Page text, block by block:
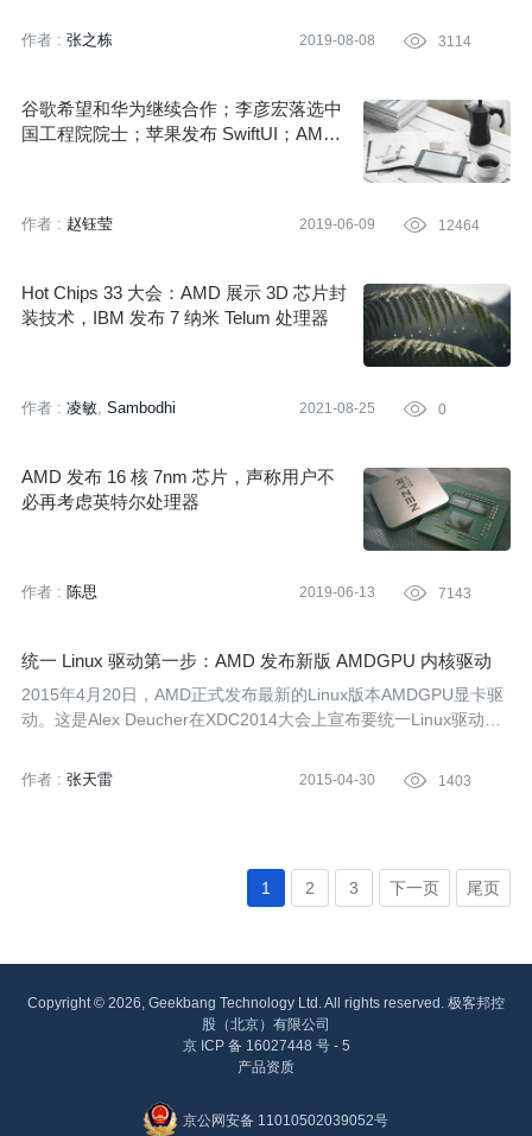
作者 : 张之栋 2019-08-08  3114
谷歌希望和华为继续合作；李彦宏落选中
国工程院院士；苹果发布 SwiftUI；AMD
作者 : 赵钰莹 2019-06-09  12464
Hot Chips 33 大会：AMD 展示 3D 芯片封
装技术，IBM 发布 7 纳米 Telum 处理器
作者 : 凌敏 Sambodhi 2021-08-25  0
AMD 发布 16 核 7nm 芯片，声称用户不
必再考虑英特尔处理器
作者 : 陈思 2019-06-13  7143
统一 Linux 驱动第一步：AMD 发布新版 AMDGPU 内核驱动
2015年4月20日，AMD正式发布最新的Linux版本AMDGPU显卡驱
动。这是Alex Deucher在XDC2014大会上宣布要统一Linux驱动之
作者 : 张天雷 2015-04-30  1403
1 2 3 下一页 尾页
Copyright © 2026, Geekbang Technology Ltd. All rights reserved. 极客邦控
股（北京）有限公司
京 ICP 备 16027448 号 - 5
产品资质
京公网安备 11010502039052号